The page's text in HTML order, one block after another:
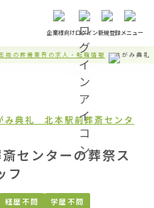
企業様向けログイン新規登録メニュー
県の葬儀業界の求人・転職情報 さがみ典礼
み典礼 北本駅前葬斎センタ
センターの葬祭ス
フ
経歴不問
学歴不問